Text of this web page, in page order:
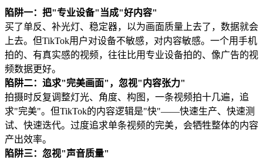
陷阱一：把"专业设备"当成"好内容"
买了单反、补光灯、稳定器，以为画面质量上去了，数据就会
上去。但TikTok用户对设备不敏感，对内容敏感。一个用手机
拍的、有真实感的视频，往往比用专业设备拍的、像广告的视
频数据更好。
陷阱二：追求"完美画面"，忽视"内容张力"
拍摄时反复调整灯光、角度、构图，一条视频拍十几遍，追
求"完美"。但TikTok的内容逻辑是"快"——快速生产、快速测
试、快速迭代。过度追求单条视频的完美，会牺牲整体的内容
产出效率。
陷阱三：忽视"声音质量"